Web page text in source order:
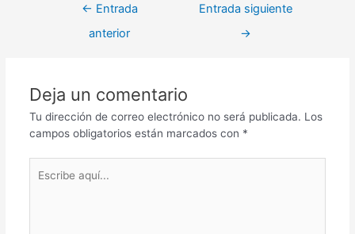
← Entrada
anterior
Entrada siguiente
→
Deja un comentario
Tu dirección de correo electrónico no será publicada. Los
campos obligatorios están marcados con *
aquí...